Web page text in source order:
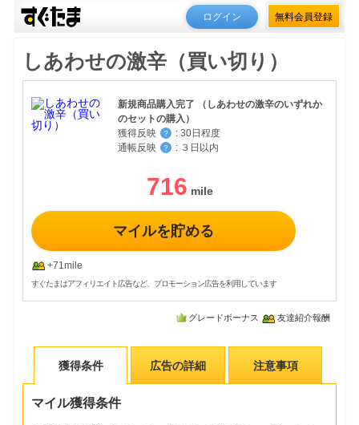
ログイン 無料会員登録
しあわせの激辛（買い切り）
新規商品購入完了 （しあわせの激辛のいずれか
のセットの購入）
獲得反映
？ : 30日程度
通帳反映
？ : ３日以内
716
マイルを貯める
+71mile
すぐたまはアフィリエイト広告など、プロモーション広告を利用しています
グレードボーナス 友達紹介報酬
獲得条件 広告の詳細 注意事項
マイル獲得条件